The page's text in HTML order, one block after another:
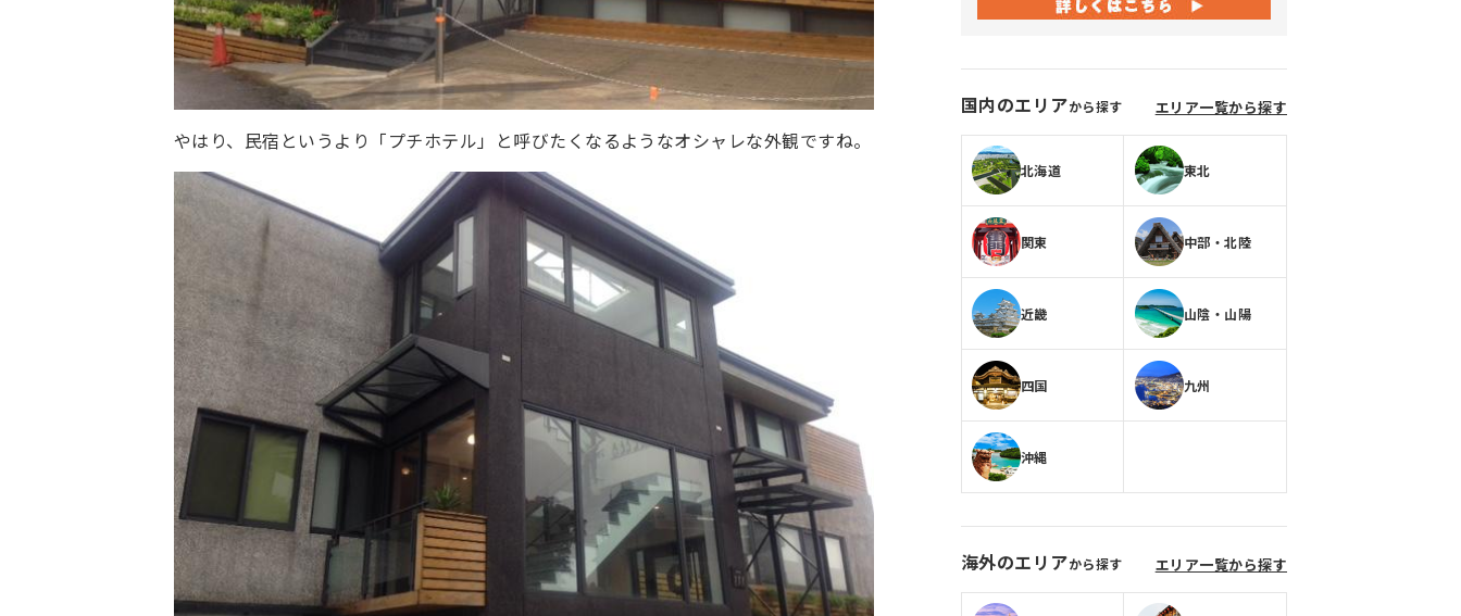
やはり、民宿というより「プチホテル」と呼びたくなるようなオシャレな外観ですね。
国内のエリアから探す エリア一覧から探す
北海道 東北
関東 中部・北陸
近畿 山陰・山陽
四国 九州
沖縄
海外のエリアから探す エリア一覧から探す